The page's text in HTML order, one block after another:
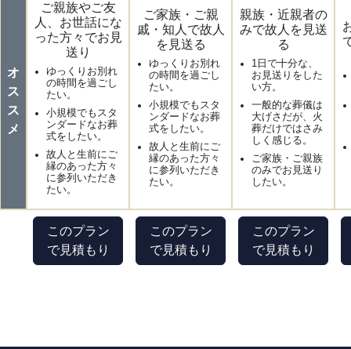
オ
ス
ス
メ
ご親族やご友
人、お世話にな
った方々でお見
送り
ゆっくりお別れ
の時間を過ごし
たい。
小規模でもスタ
ンダードなお葬
式をしたい。
故人と生前にご
縁のあった方々
に参列いただき
たい。
ご家族・ご親
戚・知人で故人
を見送る
ゆっくりお別れ
の時間を過ごし
たい。
小規模でもスタ
ンダードなお葬
式をしたい。
故人と生前にご
縁のあった方々
に参列いただき
たい。
親族・近親者の
みで故人を見送
る
1日で十分な、
お見送りをした
い方。
一般的な葬儀は
大げさだが、火
葬だけではさみ
しく感じる。
ご家族・ご親族
のみでお見送り
したい。
このプラン
で見積もり
このプラン
で見積もり
このプラン
で見積もり